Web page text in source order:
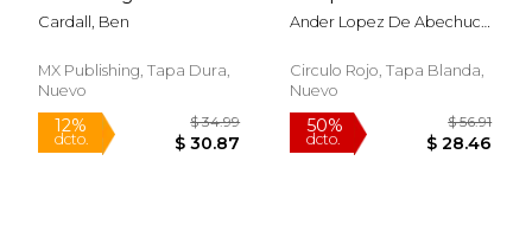
Holmes (en Inglés)
Cardall, Ben
MX Publishing, Tapa Dura,
Nuevo
Perfiles de Personas
per Didas
Ander Lopez De Abechuco
Circulo Rojo, Tapa Blanda,
Nuevo